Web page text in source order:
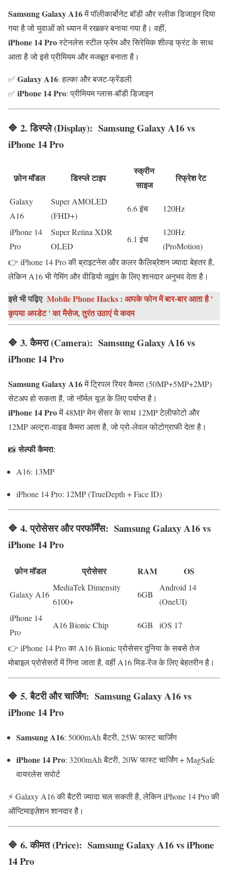
Samsung Galaxy A16में पॉलीकार्बोनेट बॉडी और स्लीक डिजाइन दिया
गया है जो युवाओं को ध्यान में रखकर बनाया गया है। वहीं,
iPhone 14 Proस्टेनलेस स्टील फ्रेम और सिरेमिक शील्ड फ्रंट के साथ
आता है जो इसे प्रीमियम और मजबूत बनाता है।
✅ Galaxy A16: हल्का और बजट-फ्रेंडली
✅ iPhone 14 Pro: प्रीमियम ग्लास-बॉडी डिजाइन
🔷 2.डिस्प्ले (Display): Samsung Galaxy A16 vs
iPhone 14 Pro
फ़ोन मॉडल डिस्प्ले टाइप
स्क्रीन
साइज
रिफ्रेश रेट
Galaxy
A16
Super AMOLED
(FHD+)
6.6 इंच 120Hz
iPhone 14
Pro
Super Retina XDR
OLED
6.1 इंच
120Hz
(ProMotion)
👉 iPhone 14 Pro की ब्राइटनेस और कलर कैलिब्रेशन ज्यादा बेहतर है,
लेकिन A16 भी गेमिंग और वीडियो व्यूइंग के लिए शानदार अनुभव देता है।
इसे भी पढ़िए Mobile Phone Hacks : आपके फोन में बार-बार आता है '
कृपया अपडेट ' का मैसेज, तुरंत उठाएं ये कदम
🔷 3.कैमरा (Camera): Samsung Galaxy A16 vs
iPhone 14 Pro
Samsung Galaxy A16में ट्रिपल रियर कैमरा (50MP+5MP+2MP)
सेटअप हो सकता है, जो नॉर्मल यूज़ के लिए पर्याप्त है।
iPhone 14 Proमें 48MP मेन सेंसर के साथ 12MP टेलीफोटो और
12MP अल्ट्रा-वाइड कैमरा आता है, जो प्रो-लेवल फोटोग्राफी देता है।
📸सेल्फी कैमरा:
A16: 13MP
iPhone 14 Pro: 12MP (TrueDepth + Face ID)
🔷 4.प्रोसेसर और परफॉर्मेंस: Samsung Galaxy A16 vs
iPhone 14 Pro
फ़ोन मॉडल प्रोसेसर RAM OS
Galaxy A16
MediaTek Dimensity
6100+
6GB
Android 14
(OneUI)
iPhone 14
Pro
A16 Bionic Chip 6GB iOS 17
👉 iPhone 14 Pro का A16 Bionic प्रोसेसर दुनिया के सबसे तेज
मोबाइल प्रोसेसरों में गिना जाता है, वहीं A16 मिड-रेंज के लिए बेहतरीन है।
🔷 5.बैटरी और चार्जिंग: Samsung Galaxy A16 vs
iPhone 14 Pro
Samsung A16: 5000mAh बैटरी, 25W फास्ट चार्जिंग
iPhone 14 Pro: 3200mAh बैटरी, 20W फास्ट चार्जिंग + MagSafe
वायरलेस सपोर्ट
⚡ Galaxy A16 की बैटरी ज्यादा चल सकती है, लेकिन iPhone 14 Pro की
ऑप्टिमाइज़ेशन शानदार है।
🔷 6.कीमत (Price): Samsung Galaxy A16 vs iPhone
14 Pro